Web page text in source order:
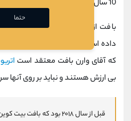
10 سال نگه دارید، فکر نگهداری آن را برای 10 دقیقه هم نکنید.
بافت از بزرگترین مخالفان ارزهای
داده است که از ورود به دنیای
که آقای وارن بافت معتقد است
بی ارزش هستند و نباید بر روی آنها
قبل از سال ۲۰۱۸ بود که
حتما